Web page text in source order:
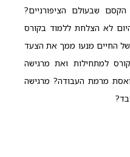
שבעולם הציפורניים?
לא הצלחת ללמוד בקורס
של החיים מנעו ממך את הצעד
למתחילות ואת מרגישה
מרמת העבודה? מרגישה